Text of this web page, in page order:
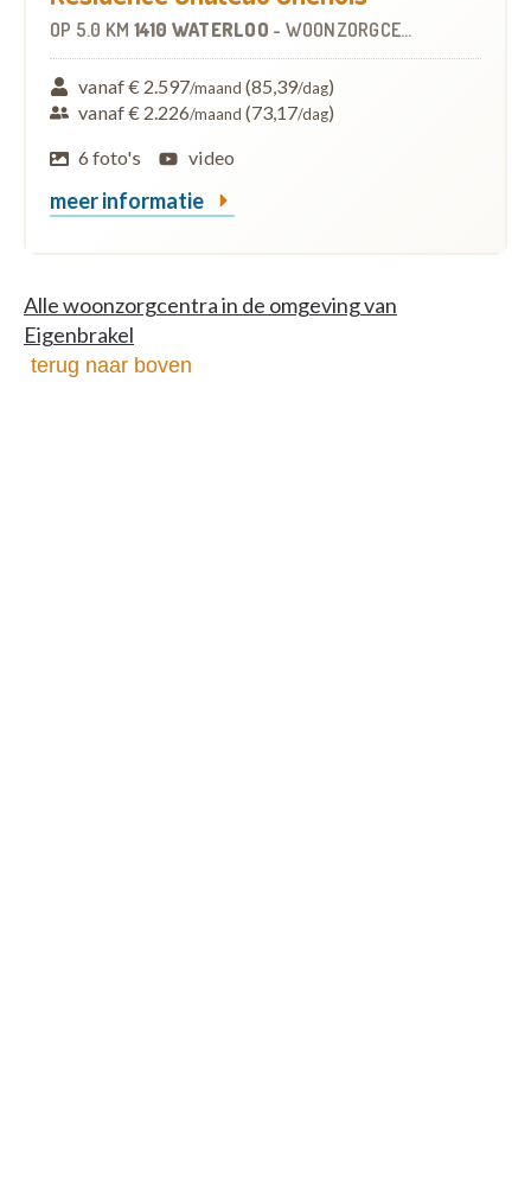
OP 5.0 KM 1410 WATERLOO - WOONZORGCENTRUM (WZC)
vanaf € 2.597/maand (85,39/dag)
vanaf € 2.226/maand (73,17/dag)
6 foto's
video
meer informatie
Alle woonzorgcentra in de omgeving van
Eigenbrakel
terug naar boven